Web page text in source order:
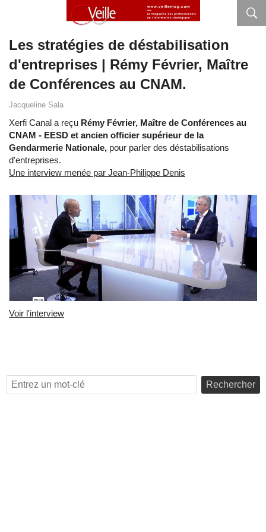
Les stratégies de déstabilisation
d'entreprises | Rémy Février, Maître
de Conférences au CNAM.
Jacqueline Sala
Xerfi Canal a reçu Rémy Février, Maître de Conférences au
CNAM - EESD et ancien officier supérieur de la
Gendarmerie Nationale, pour parler des déstabilisations
d'entreprises.
Une interview menée par Jean-Philippe Denis
Voir l'interview
Rechercher